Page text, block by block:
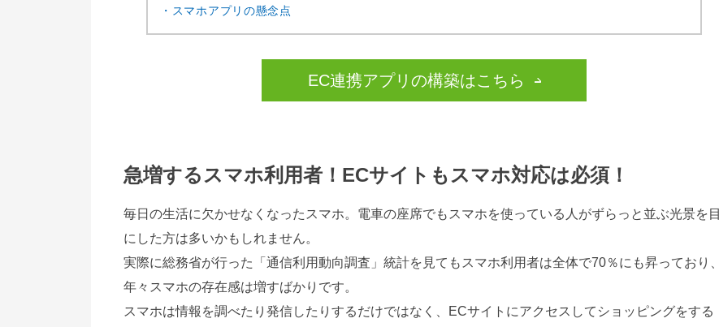
・スマホアプリの懸念点
EC連携アプリの構築はこちら
急増するスマホ利用者！ECサイトもスマホ対応は必須！
毎日の生活に欠かせなくなったスマホ。電車の座席でもスマホを使っている人がずらっと並ぶ光景を目
にした方は多いかもしれません。
実際に総務省が行った「通信利用動向調査」統計を見てもスマホ利用者は全体で70％にも昇っており、
年々スマホの存在感は増すばかりです。
スマホは情報を調べたり発信したりするだけではなく、ECサイトにアクセスしてショッピングをする